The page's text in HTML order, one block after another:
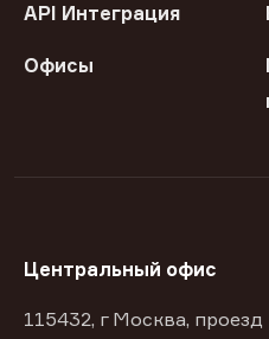
API Интеграция
Офисы
Центральный офис
115432, г Москва, проезд